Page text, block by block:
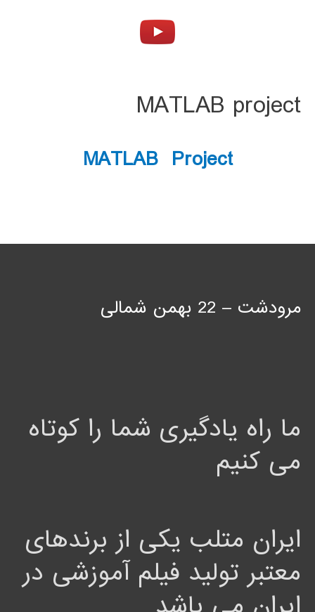
MATLAB project
MATLAB Project
مرودشت – 22 بهمن شمالی
ما راه یادگیری شما را کوتاه
می کنیم
ایران متلب یکی از برندهای
معتبر تولید فیلم آموزشی در